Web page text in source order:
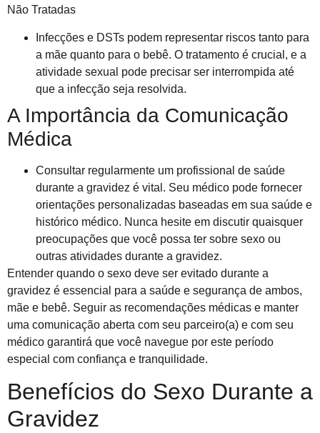
Não Tratadas
Infecções e DSTs podem representar riscos tanto para
a mãe quanto para o bebê. O tratamento é crucial, e a
atividade sexual pode precisar ser interrompida até
que a infecção seja resolvida.
A Importância da Comunicação
Médica
Consultar regularmente um profissional de saúde
durante a gravidez é vital. Seu médico pode fornecer
orientações personalizadas baseadas em sua saúde e
histórico médico. Nunca hesite em discutir quaisquer
preocupações que você possa ter sobre sexo ou
outras atividades durante a gravidez.
Entender quando o sexo deve ser evitado durante a
gravidez é essencial para a saúde e segurança de ambos,
mãe e bebê. Seguir as recomendações médicas e manter
uma comunicação aberta com seu parceiro(a) e com seu
médico garantirá que você navegue por este período
especial com confiança e tranquilidade.
Benefícios do Sexo Durante a
Gravidez